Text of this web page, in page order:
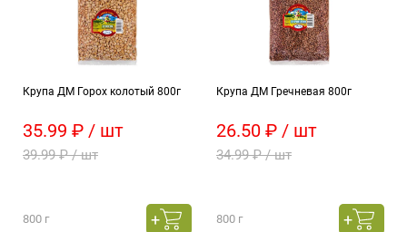
Крупа ДМ Горох колотый 800г
35.99 ₽ / шт
39.99 ₽ / шт
800 г
Крупа ДМ Гречневая 800г
26.50 ₽ / шт
34.99 ₽ / шт
800 г